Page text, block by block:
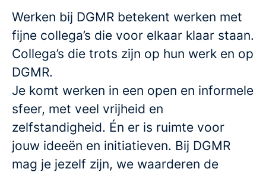
Werken bij DGMR betekent werken met
fijne collega’s die voor elkaar klaar staan.
Collega’s die trots zijn op hun werk en op
DGMR.
Je komt werken in een open en informele
sfeer, met veel vrijheid en
zelfstandigheid. Én er is ruimte voor
jouw ideeën en initiatieven. Bij DGMR
mag je jezelf zijn, we waarderen de